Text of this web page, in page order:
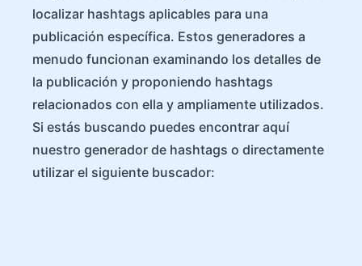
localizar hashtags aplicables para una
publicación específica. Estos generadores a
menudo funcionan examinando los detalles de
la publicación y proponiendo hashtags
relacionados con ella y ampliamente utilizados.
Si estás buscando puedes encontrar aquí
nuestro generador de hashtags o directamente
utilizar el siguiente buscador: